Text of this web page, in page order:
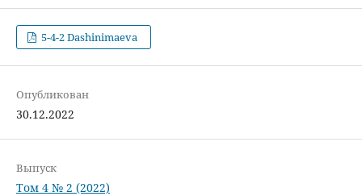
5-4-2 Dashinimaeva
Опубликован
30.12.2022
Выпуск
Том 4 № 2 (2022)